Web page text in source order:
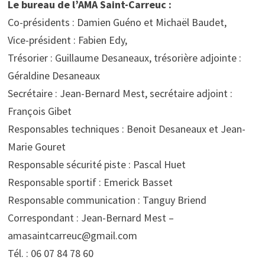
Le bureau de l’AMA Saint-Carreuc :
Co-présidents : Damien Guéno et Michaël Baudet,
Vice-président : Fabien Edy,
Trésorier : Guillaume Desaneaux, trésorière adjointe :
Géraldine Desaneaux
Secrétaire : Jean-Bernard Mest, secrétaire adjoint :
François Gibet
Responsables techniques : Benoit Desaneaux et Jean-
Marie Gouret
Responsable sécurité piste : Pascal Huet
Responsable sportif : Emerick Basset
Responsable communication : Tanguy Briend
Correspondant : Jean-Bernard Mest –
amasaintcarreuc@gmail.com
Tél. : 06 07 84 78 60